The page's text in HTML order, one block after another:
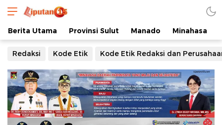
Berita Utama Provinsi Sulut Manado Minahasa
Redaksi Kode Etik Kode Etik Redaksi dan